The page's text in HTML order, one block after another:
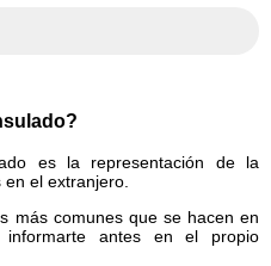
es la representación de la
el extranjero.
más comunes que se hacen en
informarte antes en el propio